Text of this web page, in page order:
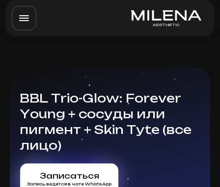
BBL Trio-Glow: Forever
Young + сосуды или
пигмент + Skin Tyte (все
лицо)
Записаться
Запись ведется в чате WhatsApp